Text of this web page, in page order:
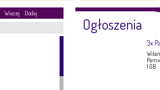
Więcej Dodaj
Ogłoszenia
3x
1 GB.